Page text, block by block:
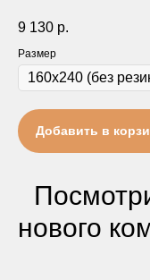
9 130 р.
Размер
Добавить в
нового